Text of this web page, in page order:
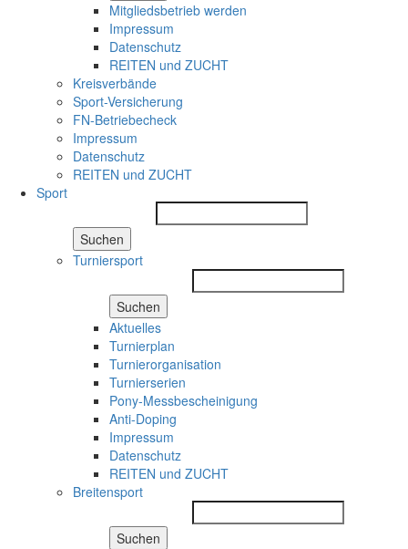
Mitgliedsbetrieb werden
Impressum
Datenschutz
REITEN und ZUCHT
Kreisverbände
Sport-Versicherung
FN-Betriebecheck
Impressum
Datenschutz
REITEN und ZUCHT
Sport
Suchen
Turniersport
Suchen
Aktuelles
Turnierplan
Turnierorganisation
Turnierserien
Pony-Messbescheinigung
Anti-Doping
Impressum
Datenschutz
REITEN und ZUCHT
Breitensport
Suchen